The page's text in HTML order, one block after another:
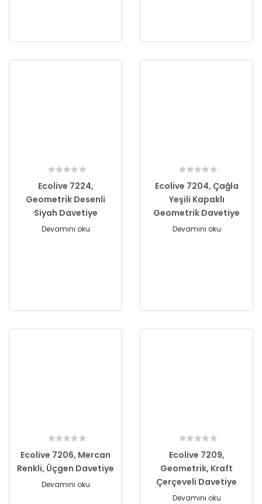
Ecolive 7224,
Geometrik Desenli
Siyah Davetiye
Devamını oku
Ecolive 7204, Çağla
Yeşili Kapaklı
Geometrik Davetiye
Devamını oku
Ecolive 7206, Mercan
Renkli, Üçgen Davetiye
Devamını oku
Ecolive 7209,
Geometrik, Kraft
Çerçeveli Davetiye
Devamını oku